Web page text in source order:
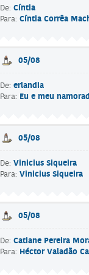
De: Cíntia
Para: Cíntia Corrêa
05/08
De: erlandia
Para: Eu e meu
05/08
De: Vinicius Siqueira
Para: Vinicius Siqueira
05/08
De: Catiane Pereira
Para: Héctor Valadão